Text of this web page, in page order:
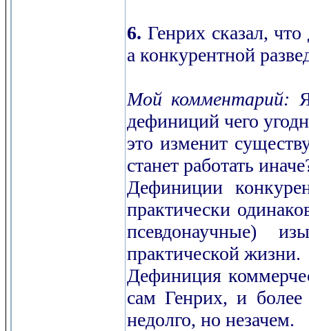
6. Генрих сказал,
а конкурентной
Мой комментарий:
дефиниций чего
это изменит
станет работать
Дефиниции
практически
псевдонаучные)
практической жизни.
Дефиниция
сам Генрих, и более
недолго, но незачем.